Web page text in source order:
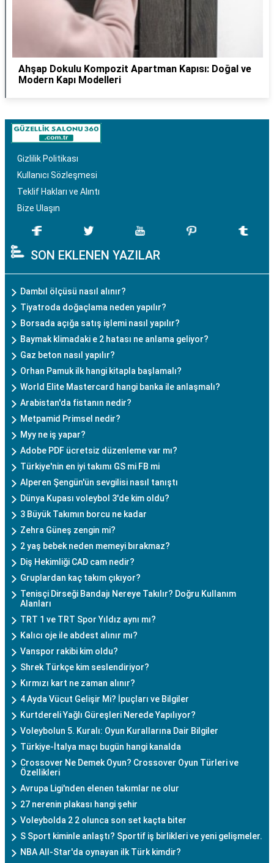
Ahşap Dokulu Kompozit Apartman Kapısı: Doğal ve
Modern Kapı Modelleri
Gizlilik Politikası
Kullanıcı Sözleşmesi
Teklif Hakları ve Alıntı
Bize Ulaşın
SON EKLENEN YAZILAR
Dambıl ölçüsü nasıl alınır?
Tiyatroda doğaçlama neden yapılır?
Borsada açığa satış işlemi nasıl yapılır?
Baymak klimadaki e 2 hatası ne anlama geliyor?
Gaz beton nasıl yapılır?
Orhan Pamuk ilk hangi kitapla başlamalı?
World Elite Mastercard hangi banka ile anlaşmalı?
Arabistan'da fistanın nedir?
Metpamid Primsel nedir?
Myy ne iş yapar?
Adobe PDF ücretsiz düzenleme var mı?
Türkiye'nin en iyi takımı GS mi FB mi
Alperen Şengün'ün sevgilisi nasıl tanıştı
Dünya Kupası voleybol 3'de kim oldu?
3 Büyük Takımın borcu ne kadar
Zehra Güneş zengin mi?
2 yaş bebek neden memeyi bırakmaz?
Diş Hekimliği CAD cam nedir?
Gruplardan kaç takım çıkıyor?
Tenisçi Dirseği Bandajı Nereye Takılır? Doğru Kullanım
Alanları
TRT 1 ve TRT Spor Yıldız aynı mı?
Kalıcı oje ile abdest alınır mı?
Vanspor rakibi kim oldu?
Shrek Türkçe kim seslendiriyor?
Kırmızı kart ne zaman alınır?
4 Ayda Vücut Gelişir Mi? İpuçları ve Bilgiler
Kurtdereli Yağlı Güreşleri Nerede Yapılıyor?
Voleybolun 5. Kuralı: Oyun Kurallarına Dair Bilgiler
Türkiye-İtalya maçı bugün hangi kanalda
Crossover Ne Demek Oyun? Crossover Oyun Türleri ve
Özellikleri
Avrupa Ligi'nden elenen takımlar ne olur
27 nerenin plakası hangi şehir
Voleybolda 2 2 olunca son set kaçta biter
S Sport kiminle anlaştı? Sportif iş birlikleri ve yeni gelişmeler.
NBA All-Star'da oynayan ilk Türk kimdir?